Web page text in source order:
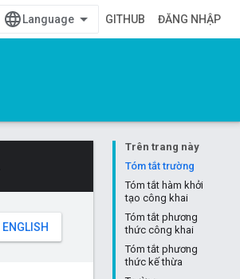
GITHUB ĐĂNG NHẬP
Trên trang này
Tóm tắt trường
Tóm tắt hàm khởi
tạo công khai
Tóm tắt phương
thức công khai
Tóm tắt phương
thức kế thừa